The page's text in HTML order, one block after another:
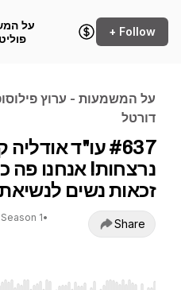
על
+ Follow
על המשמעות - ערוץ
דורטל
#637 עו"ד
נרצחות! אנחנו פה
זכאות נשים
Season 1•
Share